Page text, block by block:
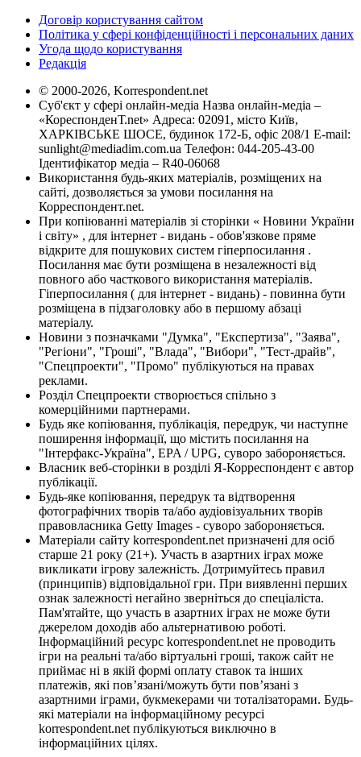
Договір користування сайтом
Політика у сфері конфіденційності і персональних даних
Угода щодо користування
Редакція
© 2000-2026, Korrespondent.net
Суб'єкт у сфері онлайн-медіа Назва онлайн-медіа –
«КореспонденТ.net» Адреса: 02091, місто Київ,
ХАРКІВСЬКЕ ШОСЕ, будинок 172-Б, офіс 208/1 E-mail:
sunlight@mediadim.com.ua Телефон: 044-205-43-00
Ідентифікатор медіа – R40-06068
Використання будь-яких матеріалів, розміщених на
сайті, дозволяється за умови посилання на
Корреспондент.net.
При копіюванні матеріалів зі сторінки « Новини України
і світу» , для інтернет - видань - обов'язкове пряме
відкрите для пошукових систем гіперпосилання .
Посилання має бути розміщена в незалежності від
повного або часткового використання матеріалів.
Гіперпосилання ( для інтернет - видань) - повинна бути
розміщена в підзаголовку або в першому абзаці
матеріалу.
Новини з позначками "Думка", "Експертиза", "Заява",
"Регіони", "Гроші", "Влада", "Вибори", "Тест-драйв",
"Спецпроекти", "Промо" публікуються на правах
реклами.
Розділ Спецпроекти створюється спільно з
комерційними партнерами.
Будь яке копіювання, публікація, передрук, чи наступне
поширення інформації, що містить посилання на
"Інтерфакс-Україна", EPA / UPG, суворо забороняється.
Власник веб-сторінки в розділі Я-Корреспондент є автор
публікації.
Будь-яке копіювання, передрук та відтворення
фотографічних творів та/або аудіовізуальних творів
правовласника Getty Images - суворо забороняється.
Матеріали сайту korrespondent.net призначені для осіб
старше 21 року (21+). Участь в азартних іграх може
викликати ігрову залежність. Дотримуйтесь правил
(принципів) відповідальної гри. При виявленні перших
ознак залежності негайно зверніться до спеціаліста.
Пам'ятайте, що участь в азартних іграх не може бути
джерелом доходів або альтернативою роботі.
Інформаційний ресурс korrespondent.net не проводить
ігри на реальні та/або віртуальні гроші, також сайт не
приймає ні в якій формі оплату ставок та інших
платежів, які пов’язані/можуть бути пов’язані з
азартними іграми, букмекерами чи тоталізаторами. Будь-
які матеріали на інформаційному ресурсі
korrespondent.net публікуються виключно в
інформаційних цілях.